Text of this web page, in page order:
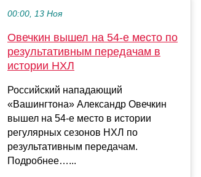
00:00, 13 Ноя
Овечкин вышел на 54‑е место по
результативным передачам в
истории НХЛ
Российский нападающий
«Вашингтона» Александр Овечкин
вышел на 54‑е место в истории
регулярных сезонов НХЛ по
результативным передачам.
Подробнее…...